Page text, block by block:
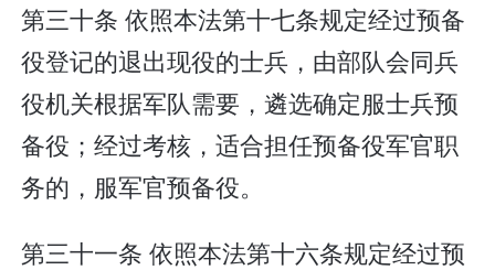
第三十条 依照本法第十七条规定经过预备
役登记的退出现役的士兵，由部队会同兵
役机关根据军队需要，遴选确定服士兵预
备役；经过考核，适合担任预备役军官职
务的，服军官预备役。
第三十一条 依照本法第十六条规定经过预